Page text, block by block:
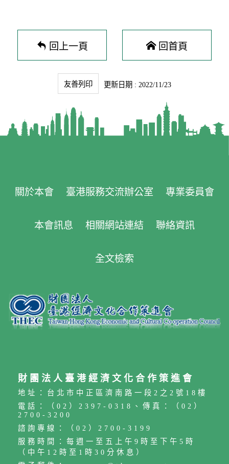
回上一頁 回首頁
友善列印 更新日期 : 2022/11/23
關於本會 臺港服務交流辦公室 專業委員會
本會訊息 相關網站連結 聯絡資訊
全文檢索
財團法人臺港經濟文化合作策進會
地址：台北市中正區濟南路一段2之2號18樓
電話：（02）2397-0318、傳真：（02）
2700-3200
諮詢專線：（02）2700-3199
服務時間：每週一至五上午9時至下午5時
（中午12時至1時30分休息）